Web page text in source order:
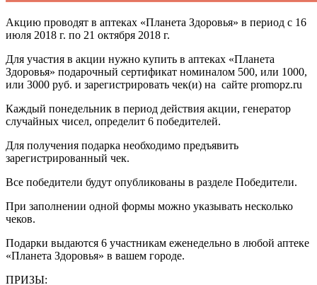
Акцию проводят в аптеках «Планета Здоровья» в период с 16
июля 2018 г. по 21 октября 2018 г.
Для участия в акции нужно купить в аптеках «Планета
Здоровья» подарочный сертификат номиналом 500, или 1000,
или 3000 руб. и зарегистрировать чек(и) на сайте promopz.ru
Каждый понедельник в период действия акции, генератор
случайных чисел, определит 6 победителей.
Для получения подарка необходимо предъявить
зарегистрированный чек.
Все победители будут опубликованы в разделе Победители.
При заполнении одной формы можно указывать несколько
чеков.
Подарки выдаются 6 участникам еженедельно в любой аптеке
«Планета Здоровья» в вашем городе.
ПРИЗЫ: